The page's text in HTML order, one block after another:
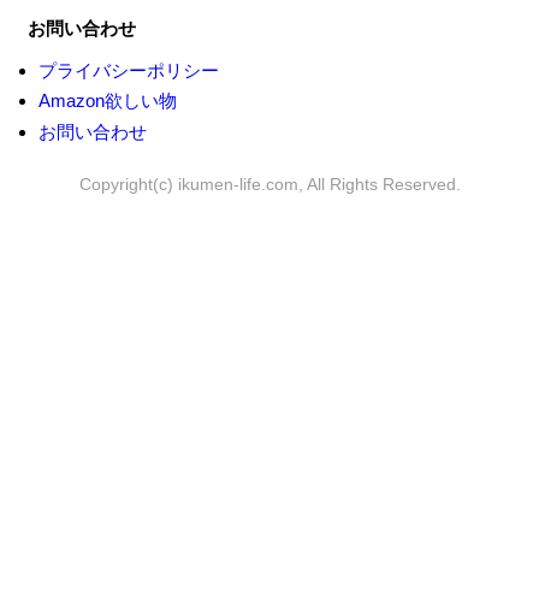
お問い合わせ
プライバシーポリシー
Amazon欲しい物
お問い合わせ
Copyright(c) ikumen-life.com, All Rights Reserved.